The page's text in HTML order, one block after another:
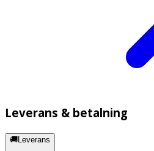
Leverans & betalning
🚚Leverans